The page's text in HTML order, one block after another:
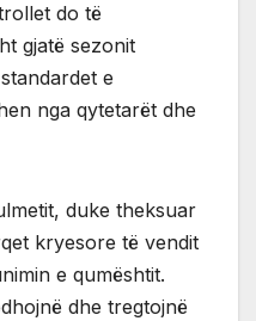
do të
gjatë sezonit
e
nga qytetarët dhe
duke theksuar
kryesore të vendit
e qumështit.
dhe tregtojnë